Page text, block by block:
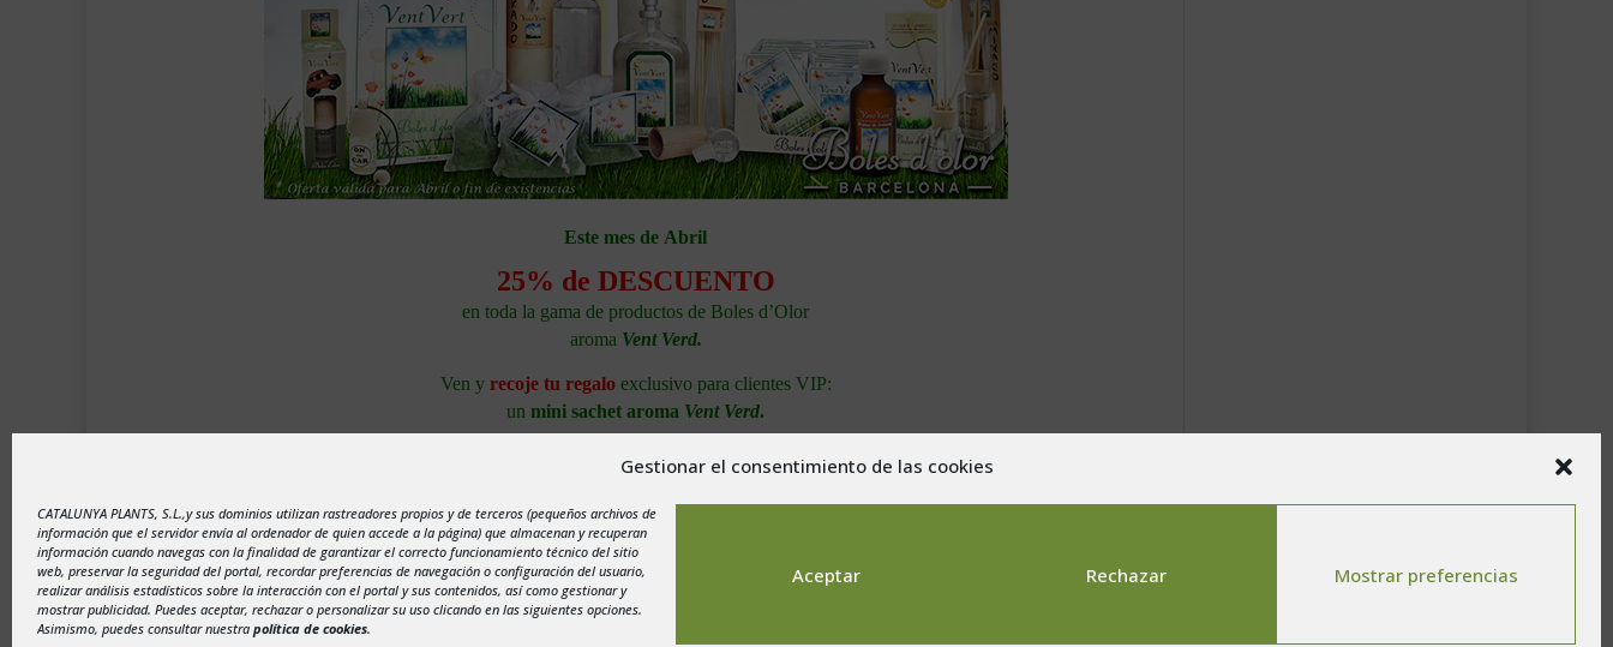
Gestionar el consentimiento de las cookies
CATALUNYA PLANTS, S.L.,y sus dominios utilizan rastreadores propios y de terceros (pequeños archivos de
información que el servidor envía al ordenador de quien accede a la página) que almacenan y recuperan
información cuando navegas con la finalidad de garantizar el correcto funcionamiento técnico del sitio
web, preservar la seguridad del portal, recordar preferencias de navegación o configuración del usuario,
realizar análisis estadísticos sobre la interacción con el portal y sus contenidos, así como gestionar y
mostrar publicidad. Puedes aceptar, rechazar o personalizar su uso clicando en las siguientes opciones.
Asimismo, puedes consultar nuestra política de cookies.
Aceptar Rechazar Mostrar preferencias
Este mes de Abril
25% de DESCUENTO
en toda la gama de productos de Boles d’Olor
aroma Vent Verd.
Ven y recoje tu regalo exclusivo para clientes VIP:
unmini sachet aroma Vent Verd.